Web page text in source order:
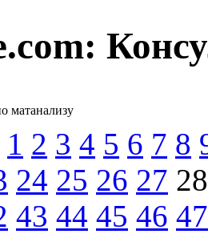
матанализу
1 2 3 4 5 6 7 8
24 25 26 27 28
43 44 45 46 47